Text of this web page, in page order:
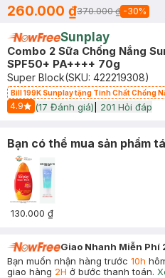
260.000 ₫370.000 ₫ -30%
Sunplay
Combo 2 Sữa Chống Nắng
SPF50+ PA++++ 70g
Super Block(SKU: 422219308)
Bill 199K Sunplay tặng Tinh Chất Chống
4.9
Start Icon
(17 Đánh giá) 201 Hỏi đáp
Bạn có thể mua sản phẩm
130.000 ₫
Giao Nhanh Miễn Phí
Bạn muốn nhận hàng trước 10h
giao hàng 2H ở bước thanh toán.